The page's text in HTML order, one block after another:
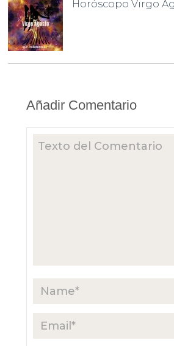
Horóscopo Virgo
Añadir Comentario